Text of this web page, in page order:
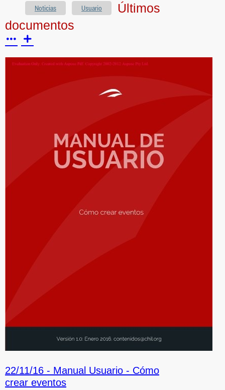
Noticias Usuario
Últimos
documentos
22/11/16 - Manual Usuario - Cómo
crear eventos